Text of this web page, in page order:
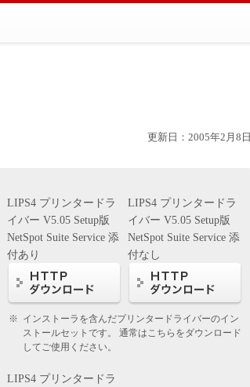
更新日：2005年2月8日
LIPS4 プリンタードラ
イバー V5.05 Setup版
NetSpot Suite Service 添
付あり
LIPS4 プリンタードラ
イバー V5.05 Setup版
NetSpot Suite Service 添
付なし
※ インストーラを含んだプリンタードライバーのイン
ストールセットです。 通常はこちらをダウンロード
してご使用ください。
LIPS4 プリンタードラ